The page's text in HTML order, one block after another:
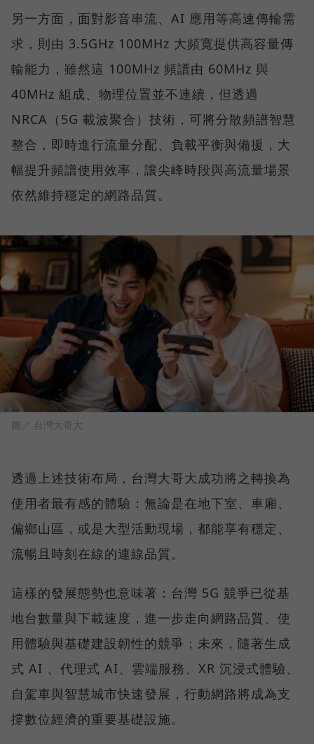
另一方面，面對影音串流、AI 應用等高速傳輸需
求，則由 3.5GHz 100MHz 大頻寬提供高容量傳
輸能力，雖然這 100MHz 頻譜由 60MHz 與
40MHz 組成、物理位置並不連續，但透過
NRCA（5G 載波聚合）技術，可將分散頻譜智慧
整合，即時進行流量分配、負載平衡與備援，大
幅提升頻譜使用效率，讓尖峰時段與高流量場景
依然維持穩定的網路品質。
圖／ 台灣大哥大
透過上述技術布局，台灣大哥大成功將之轉換為
使用者最有感的體驗：無論是在地下室、車廂、
偏鄉山區，或是大型活動現場，都能享有穩定、
流暢且時刻在線的連線品質。
這樣的發展態勢也意味著：台灣 5G 競爭已從基
地台數量與下載速度，進一步走向網路品質、使
用體驗與基礎建設韌性的競爭；未來，隨著生成
式 AI 、代理式 AI、雲端服務、XR 沉浸式體驗、
自駕車與智慧城市快速發展，行動網路將成為支
撐數位經濟的重要基礎設施。